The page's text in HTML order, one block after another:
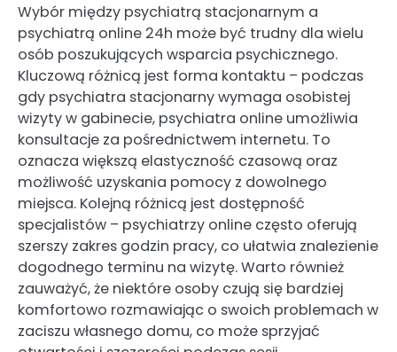
Wybór między psychiatrą stacjonarnym a
psychiatrą online 24h może być trudny dla wielu
osób poszukujących wsparcia psychicznego.
Kluczową różnicą jest forma kontaktu – podczas
gdy psychiatra stacjonarny wymaga osobistej
wizyty w gabinecie, psychiatra online umożliwia
konsultacje za pośrednictwem internetu. To
oznacza większą elastyczność czasową oraz
możliwość uzyskania pomocy z dowolnego
miejsca. Kolejną różnicą jest dostępność
specjalistów – psychiatrzy online często oferują
szerszy zakres godzin pracy, co ułatwia znalezienie
dogodnego terminu na wizytę. Warto również
zauważyć, że niektóre osoby czują się bardziej
komfortowo rozmawiając o swoich problemach w
zaciszu własnego domu, co może sprzyjać